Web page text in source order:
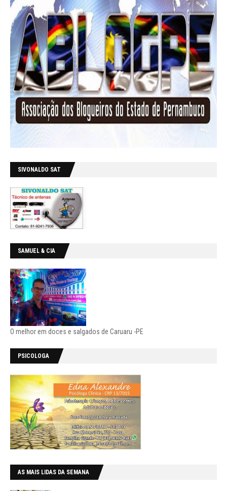
SIVONALDO SAT
SAMUEL & CIA
O melhor em doces e salgados de Caruaru -PE
PSICOLOGA
AS MAIS LIDAS DA SEMANA